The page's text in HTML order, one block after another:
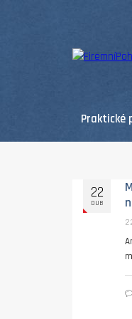
Praktické
22
DUB